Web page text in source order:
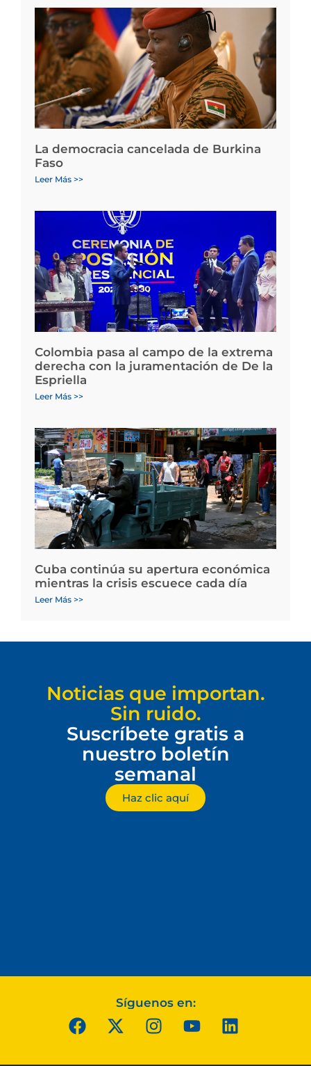
La democracia cancelada de Burkina
Faso
Leer Más >>
Colombia pasa al campo de la extrema
derecha con la juramentación de De la
Espriella
Leer Más >>
Cuba continúa su apertura económica
mientras la crisis escuece cada día
Leer Más >>
Noticias que importan.
Sin ruido.
Suscríbete gratis a
nuestro boletín
semanal
Haz clic aquí
Síguenos en: